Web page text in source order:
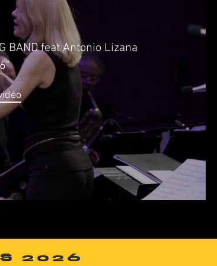
BAND feat Antonio Lizana
2026